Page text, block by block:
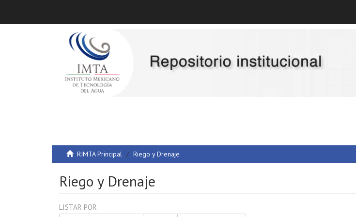
RIMTA Principal Riego y Drenaje
Riego y Drenaje
LISTAR POR